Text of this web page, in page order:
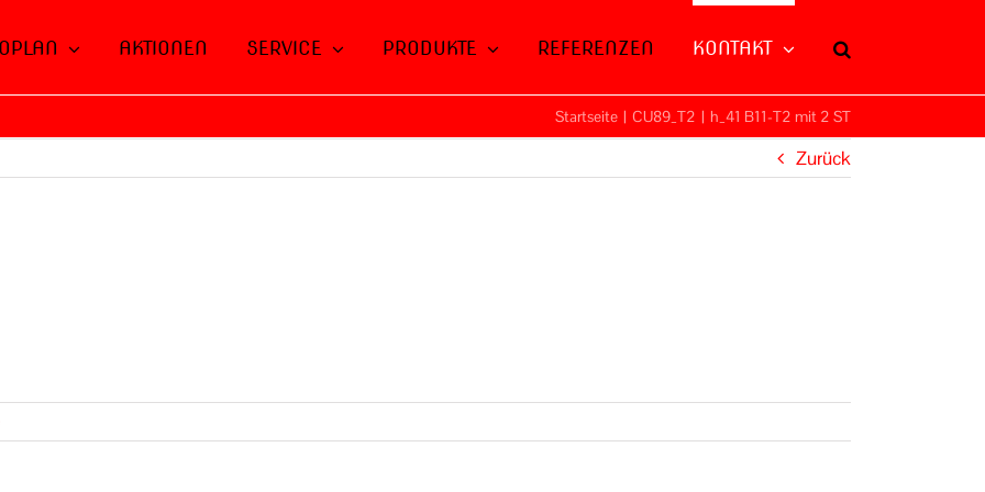
AKTIONEN SERVICE PRODUKTE REFERENZEN KONTAKT
Startseite | CU89_T2 | h_41 B11-T2 mit 2 ST
Zurück